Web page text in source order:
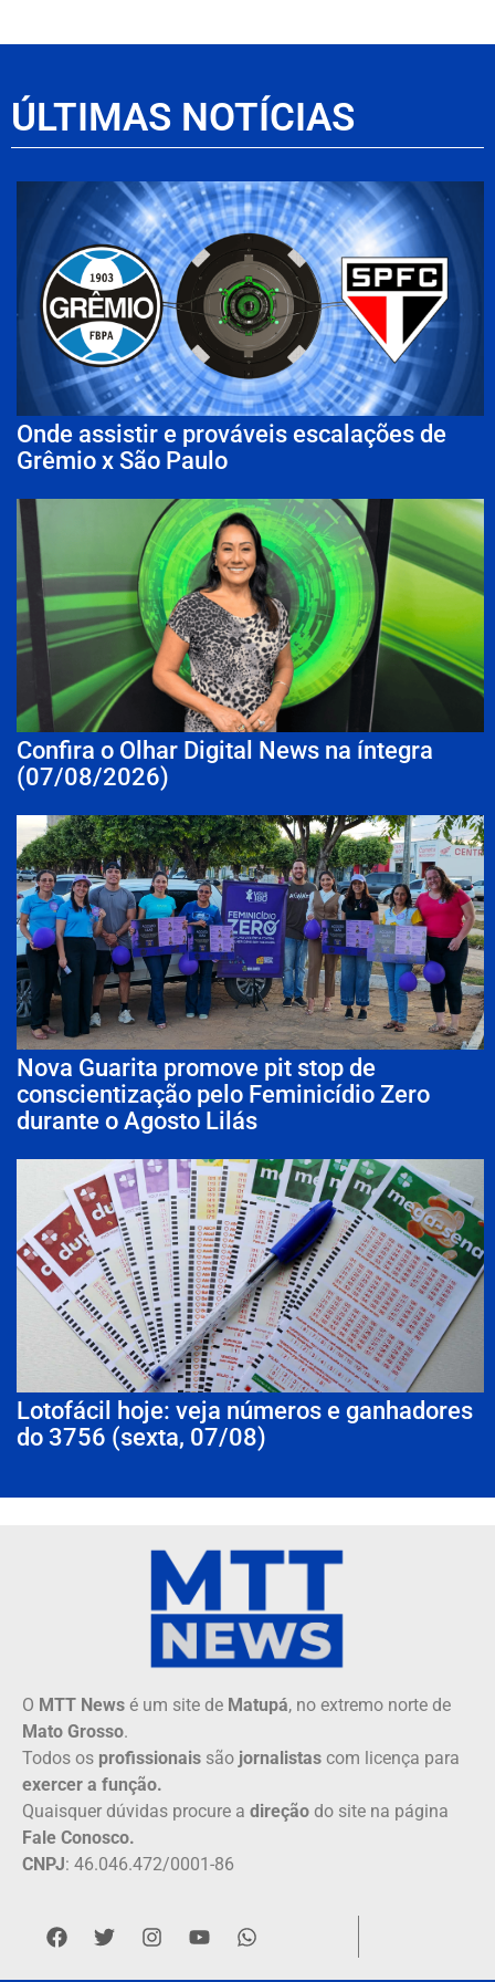
ÚLTIMAS NOTÍCIAS
Onde assistir e prováveis escalações de
Grêmio x São Paulo
Confira o Olhar Digital News na íntegra
(07/08/2026)
Nova Guarita promove pit stop de
conscientização pelo Feminicídio Zero
durante o Agosto Lilás
Lotofácil hoje: veja números e ganhadores
do 3756 (sexta, 07/08)
O MTT News é um site de Matupá, no extremo norte de
Mato Grosso.
Todos os profissionais são jornalistas com licença para
exercer a função.
Quaisquer dúvidas procure a direção do site na página
Fale Conosco.
CNPJ: 46.046.472/0001-86